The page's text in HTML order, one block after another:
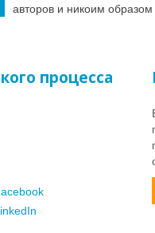
авторов и никоим
процесса